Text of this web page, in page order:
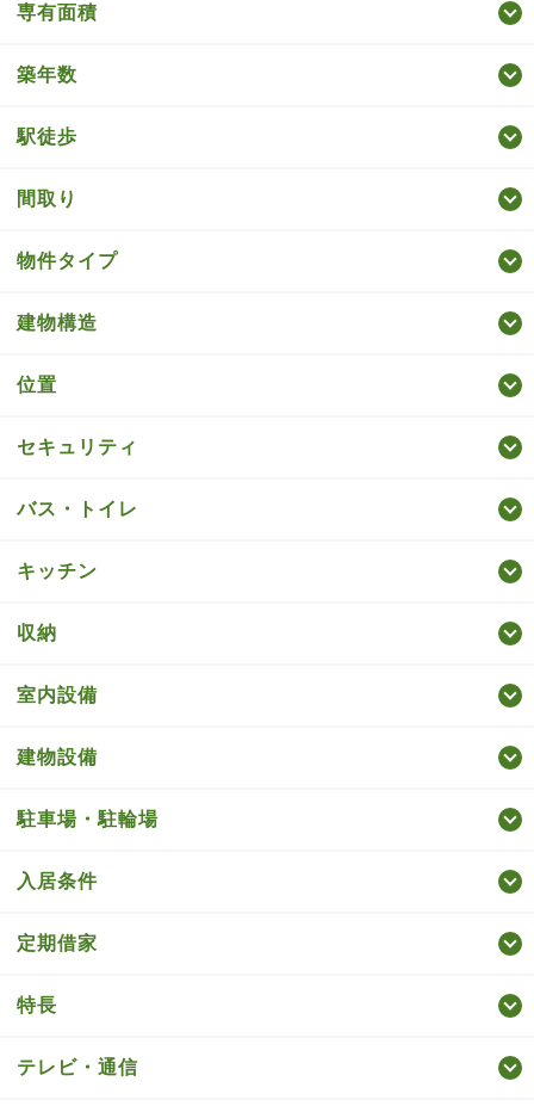
専有面積
築年数
駅徒歩
間取り
物件タイプ
建物構造
位置
セキュリティ
バス・トイレ
キッチン
収納
室内設備
建物設備
駐車場・駐輪場
入居条件
定期借家
特長
テレビ・通信